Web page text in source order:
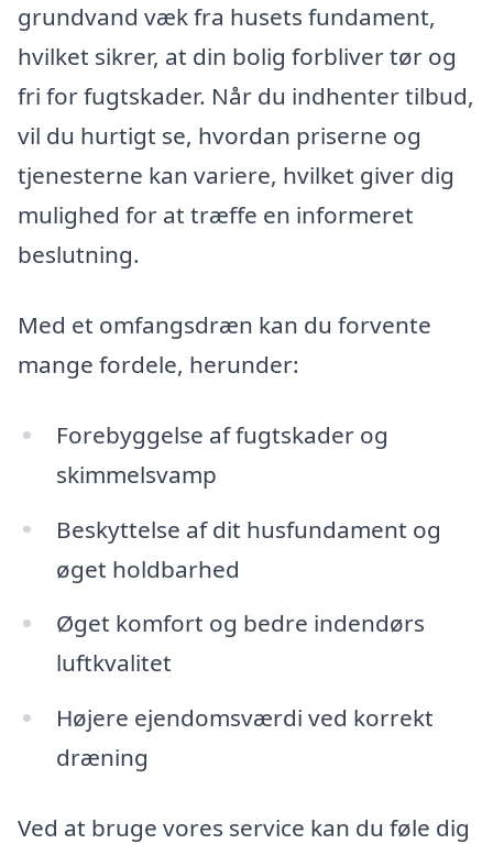
grundvand væk fra husets fundament,
hvilket sikrer, at din bolig forbliver tør og
fri for fugtskader. Når du indhenter tilbud,
vil du hurtigt se, hvordan priserne og
tjenesterne kan variere, hvilket giver dig
mulighed for at træffe en informeret
beslutning.
Med et omfangsdræn kan du forvente
mange fordele, herunder:
Forebyggelse af fugtskader og
skimmelsvamp
Beskyttelse af dit husfundament og
øget holdbarhed
Øget komfort og bedre indendørs
luftkvalitet
Højere ejendomsværdi ved korrekt
dræning
Ved at bruge vores service kan du føle dig